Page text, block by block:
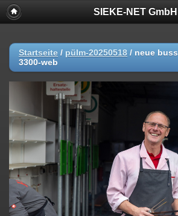
SIEKE-NET GmbH
Startseite / pülm-20250518 / neue
3300-web